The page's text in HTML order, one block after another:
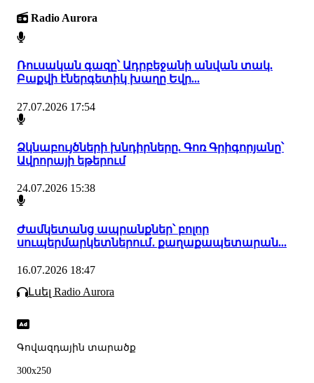
Radio Aurora
Ռուսական գազը՝ Ադրբեջանի անվան տակ.
Բաքվի էներգետիկ խաղը Եվր...
27.07.2026 17:54
Ձկնաբույծների խնդիրները. Գոռ Գրիգորյանը՝
Ավրորայի եթերում
24.07.2026 15:38
Ժամկետանց ապրանքներ՝ բոլոր
սուպերմարկետներում․ քաղաքապետարան...
16.07.2026 18:47
Լսել Radio Aurora
Գովազդային տարածք
300x250